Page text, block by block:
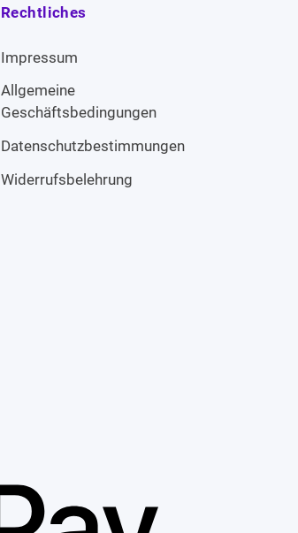
Rechtliches
Impressum
Allgemeine
Geschäftsbedingungen
Datenschutzbestimmungen
Widerrufsbelehrung